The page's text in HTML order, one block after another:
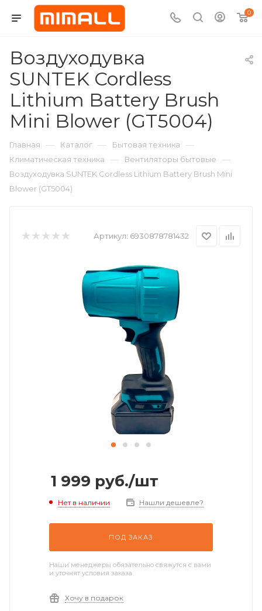
0
Воздуходувка
SUNTEK Cordless
Lithium Battery Brush
Mini Blower (GT5004)
Главная — Каталог — Бытовая техника —
Климатическая техника — Вентиляторы бытовые —
Воздуходувка SUNTEK Cordless Lithium Battery Brush Mini
Blower (GT5004)
Артикул: 6930878781432
1 999 руб./шт
Нет в наличии Нашли дешевле?
ПОД ЗАКАЗ
Наши менеджеры обязательно свяжутся с вами
и уточнят условия заказа
Хочу в подарок